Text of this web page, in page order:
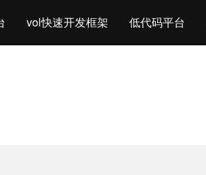
vol快速开发框架 低代码平台